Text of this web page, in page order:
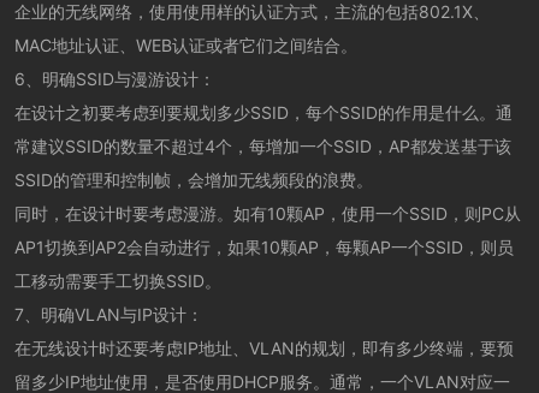
企业的无线网络，使用使用样的认证方式，主流的包括802.1X、
MAC地址认证、WEB认证或者它们之间结合。
6、明确SSID与漫游设计：
在设计之初要考虑到要规划多少SSID，每个SSID的作用是什么。通
常建议SSID的数量不超过4个，每增加一个SSID，AP都发送基于该
SSID的管理和控制帧，会增加无线频段的浪费。
同时，在设计时要考虑漫游。如有10颗AP，使用一个SSID，则PC从
AP1切换到AP2会自动进行，如果10颗AP，每颗AP一个SSID，则员
工移动需要手工切换SSID。
7、明确VLAN与IP设计：
在无线设计时还要考虑IP地址、VLAN的规划，即有多少终端，要预
留多少IP地址使用，是否使用DHCP服务。通常，一个VLAN对应一